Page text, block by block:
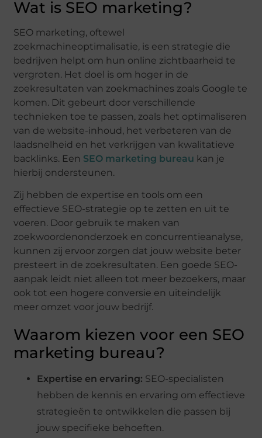
Wat is SEO marketing?
SEO marketing, oftewel
zoekmachineoptimalisatie, is een strategie die
bedrijven helpt om hun online zichtbaarheid te
vergroten. Het doel is om hoger in de
zoekresultaten van zoekmachines zoals Google te
komen. Dit gebeurt door verschillende
technieken toe te passen, zoals het optimaliseren
van de website-inhoud, het verbeteren van de
laadsnelheid en het verkrijgen van kwalitatieve
backlinks. Een SEO marketing bureau kan je
hierbij ondersteunen.
Zij hebben de expertise en tools om een
effectieve SEO-strategie op te zetten en uit te
voeren. Door gebruik te maken van
zoekwoordenonderzoek en concurrentieanalyse,
kunnen zij ervoor zorgen dat jouw website beter
presteert in de zoekresultaten. Een goede SEO-
aanpak leidt niet alleen tot meer bezoekers, maar
ook tot een hogere conversie en uiteindelijk
meer omzet voor jouw bedrijf.
Waarom kiezen voor een SEO
marketing bureau?
Expertise en ervaring: SEO-specialisten
hebben de kennis en ervaring om effectieve
strategieën te ontwikkelen die passen bij
jouw specifieke behoeften.